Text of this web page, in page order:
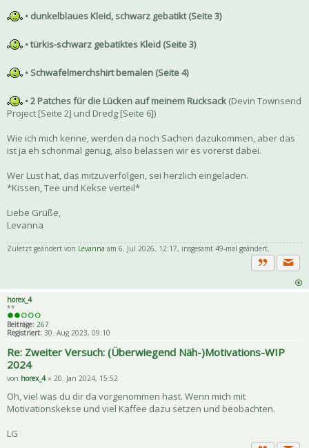
• dunkelblaues Kleid, schwarz gebatikt (Seite 3)
• türkis-schwarz gebatiktes Kleid (Seite 3)
• Schwafelmerchshirt bemalen (Seite 4)
• 2 Patches für die Lücken auf meinem Rucksack (Devin Townsend
Project [Seite 2] und Dredg [Seite 6])
Wie ich mich kenne, werden da noch Sachen dazukommen, aber das
ist ja eh schonmal genug, also belassen wir es vorerst dabei.
Wer Lust hat, das mitzuverfolgen, sei herzlich eingeladen.
*Kissen, Tee und Kekse verteil*
Liebe Grüße,
Levanna
Zuletzt geändert von Levanna am 6. Jul 2026, 12:17, insgesamt 49-mal geändert.
Zitat
horex_4
**
Beiträge: 267
Registriert: 30. Aug 2023, 09:10
Re: Zweiter Versuch: (Überwiegend Näh-)Motivations-WIP
2024
von horex_4» 20. Jan 2024, 15:52
Oh, viel was du dir da vorgenommen hast. Wenn mich mit
Motivationskekse und viel Kaffee dazu setzen und beobachten.
LG